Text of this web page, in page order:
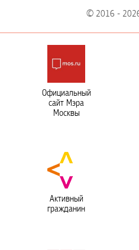
© 2016 -
Официальный
сайт Мэра
Москвы
Активный
гражданин